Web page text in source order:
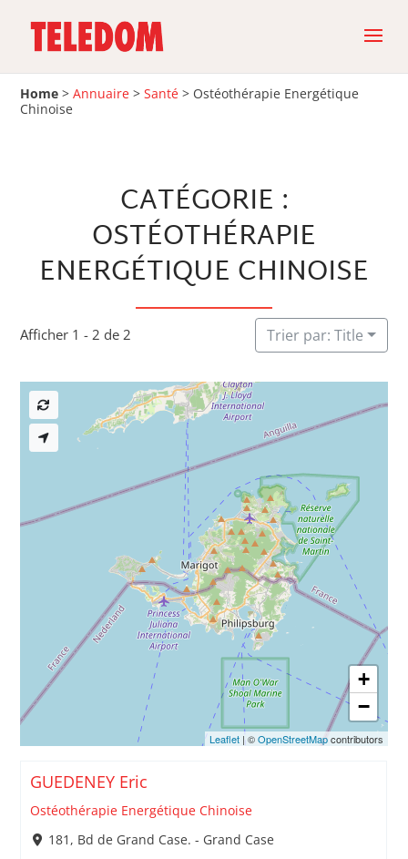
Home >Annuaire >Santé > Ostéothérapie Energétique
Chinoise
CATÉGORIE :
OSTÉOTHÉRAPIE
ENERGÉTIQUE CHINOISE
Afficher 1 - 2 de 2 Trier par: Title
GUEDENEY Eric
Ostéothérapie Energétique Chinoise
181, Bd de Grand Case. - Grand Case
+
−
Leaflet| ©OpenStreetMapcontributors